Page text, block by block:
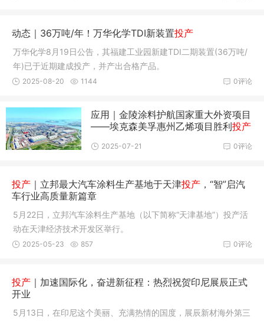
动态｜36万吨/年！万华化学TDI新装置投产
万华化学8月19日公告，其福建工业园新建TDI二期装置(36万吨/
年)已于近期建成投产，并产出合格产品。
0评论
2025-08-20 1144
应用｜金陵涂料护航国家重大外资项目
——埃克森美孚惠州乙烯项目胜利投产
0评论
2025-07-21
投产 ｜立邦最大汽车涂料生产基地于天津投产 ，“智”启汽
车行业高质量新篇章
5月22日，立邦汽车涂料生产基地（以下简称“天津基地”）投产活
动在天津经济技术开发区举行。
0评论
2025-05-23 857
投产 ｜加速国际化，奋进新征程：热烈祝贺印尼展辰正式
开业
5月13日，在印尼这个美丽、充满热情的国度，展辰新材海外第三